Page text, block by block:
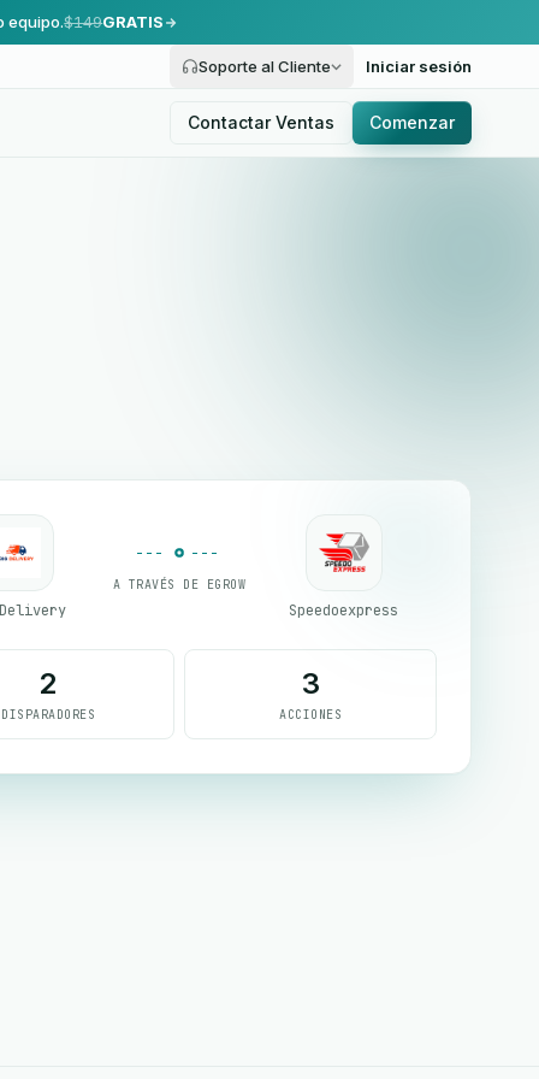
equipo.$149GRATIS
Soporte al Cliente Iniciar sesión
Contactar Ventas Comenzar
A TRAVÉS DE EGROW
Speedoexpress
2
DISPARADORES
3
ACCIONES